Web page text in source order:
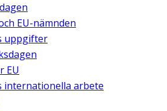
EU-nämnden
uppgifter
EU
internationella arbete